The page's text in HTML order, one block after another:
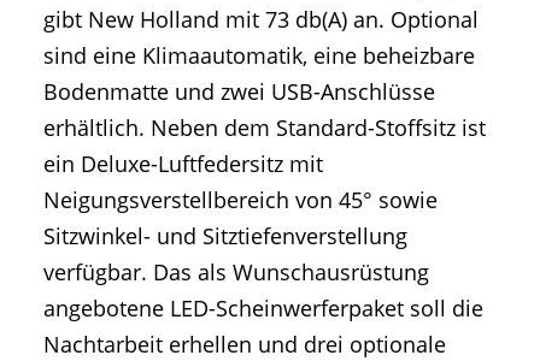
gibt New Holland mit 73 db(A) an. Optional
sind eine Klimaautomatik, eine beheizbare
Bodenmatte und zwei USB-Anschlüsse
erhältlich. Neben dem Standard-Stoffsitz ist
ein Deluxe-Luftfedersitz mit
Neigungsverstellbereich von 45° sowie
Sitzwinkel- und Sitztiefenverstellung
verfügbar. Das als Wunschausrüstung
angebotene LED-Scheinwerferpaket soll die
Nachtarbeit erhellen und drei optionale